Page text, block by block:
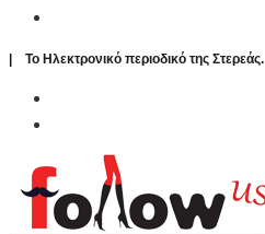
| To Ηλεκτρονικό περιοδικό της Στερεάς.